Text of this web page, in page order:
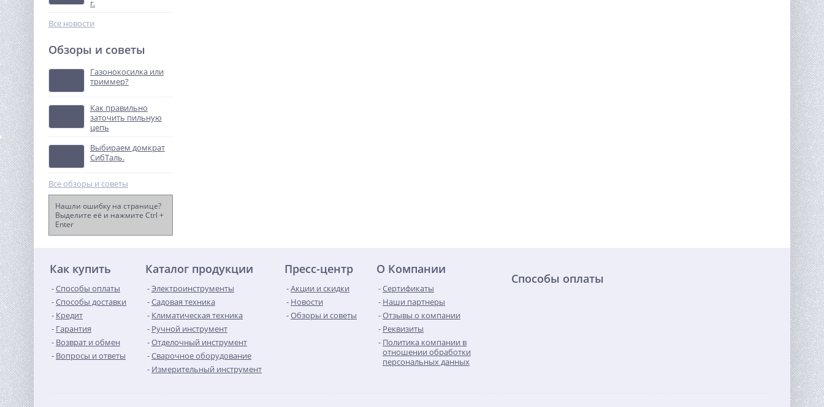
Аккумулятор АКБ Энергия
11 290
%
арматуры TOR GW40A (E)
г.
Все новости
Обзоры и советы
Газонокосилка или
триммер?
Как правильно
заточить пильную
цепь
Выбираем домкрат
СибТаль.
Все обзоры и советы
Нашли ошибку на странице?
Выделите её и нажмите Ctrl +
Enter
Как купить
Способы оплаты
Способы доставки
Кредит
Гарантия
Возврат и обмен
Вопросы и ответы
Каталог продукции
Электроинструменты
Садовая техника
Климатическая техника
Ручной инструмент
Отделочный инструмент
Сварочное оборудование
Измерительный инструмент
Пресс-центр
Акции и скидки
Новости
Обзоры и советы
О Компании
Сертификаты
Наши партнеры
Отзывы о компании
Реквизиты
Политика компании в
отношении обработки
персональных данных
Способы оплаты